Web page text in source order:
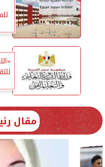
مقال